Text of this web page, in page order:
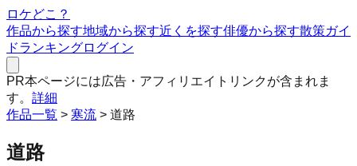
ロケどこ？
作品から探す地域から探す近くを探す俳優から探す散策ガイ
ドランキングログイン
PR本ページには広告・アフィリエイトリンクが含まれま
す。 詳細
作品一覧 > 寒流 > 道路
道路